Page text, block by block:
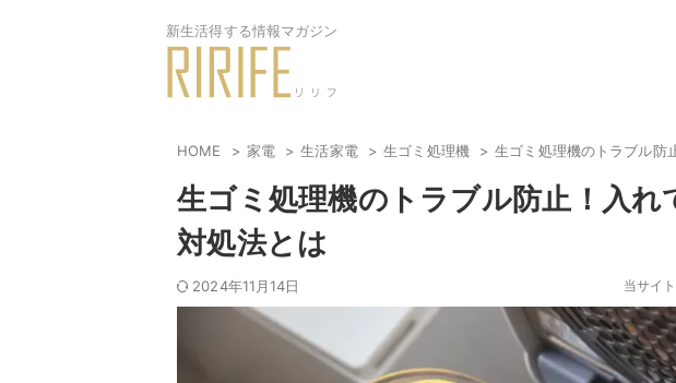
新生活得する情報マガジン
HOME 家電 生活家電 生ゴミ処理機 生ゴミ処理機のトラブル防
生ゴミ処理機のトラブル防止！入れ
対処法とは
2024年11月14日 当サイ